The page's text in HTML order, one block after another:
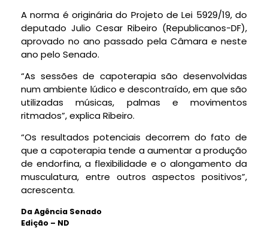
A norma é originária do Projeto de Lei 5929/19, do
deputado Julio Cesar Ribeiro (Republicanos-DF),
aprovado no ano passado pela Câmara e neste
ano pelo Senado.
“As sessões de capoterapia são desenvolvidas
num ambiente lúdico e descontraído, em que são
utilizadas músicas, palmas e movimentos
ritmados”, explica Ribeiro.
“Os resultados potenciais decorrem do fato de
que a capoterapia tende a aumentar a produção
de endorfina, a flexibilidade e o alongamento da
musculatura, entre outros aspectos positivos”,
acrescenta.
Da Agência Senado
Edição – ND